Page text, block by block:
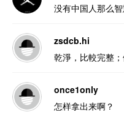
没有中国人那么
zsdcb.hi
乾淨，比較完整
once1only
怎样拿出来啊？